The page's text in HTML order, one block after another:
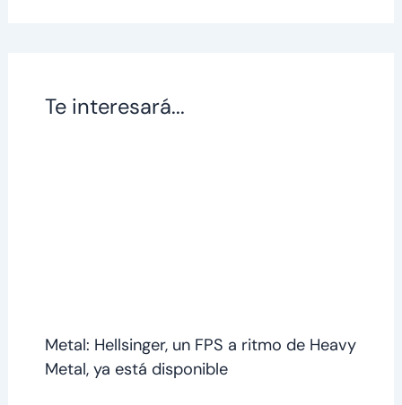
Te interesará...
Metal: Hellsinger, un FPS a ritmo de Heavy
Metal, ya está disponible